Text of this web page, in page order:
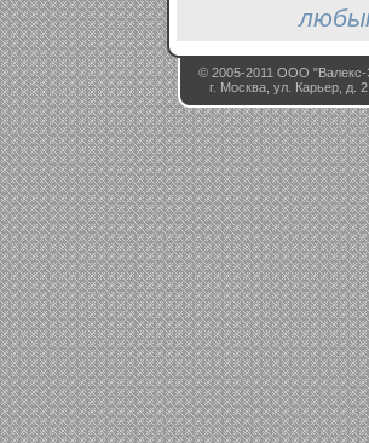
© 2005-2011 ООО "Валекс-
г. Москва, ул. Карьер, д.